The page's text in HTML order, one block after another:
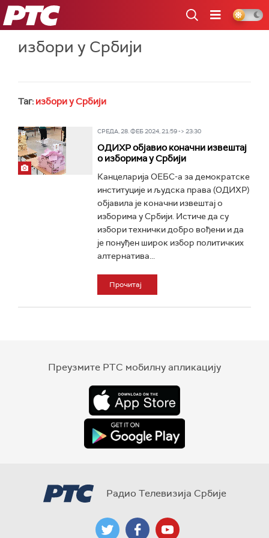
РТС
избори у Србији
Таг: избори у Србији
СРЕДА, 28. ФЕБ 2024, 21:59 -> 23:30
ОДИХР објавио коначни извештај
о изборима у Србији
Канцеларија ОЕБС-а за демократске
институције и људска права (ОДИХР)
објавила је коначни извештај о
изборима у Србији. Истиче да су
избори технички добро вођени и да
је понуђен широк избор политичких
алтернатива...
Прочитај
Преузмите РТС мобилну апликацију
Радио Телевизија Србије